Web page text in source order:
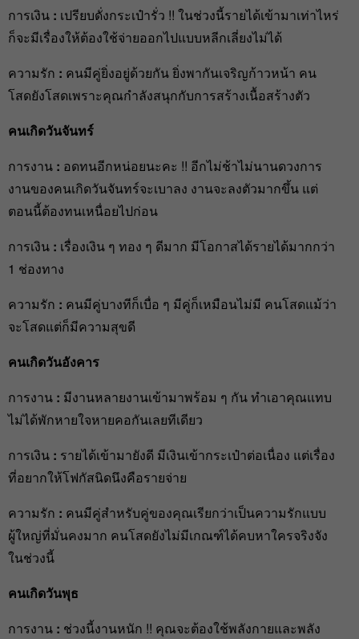
การเงิน : เปรียบดั่งกระเป๋ารั่ว !! ในช่วงนี้รายได้เข้ามาเท่าไหร่
ก็จะมีเรื่องให้ต้องใช้จ่ายออกไปแบบหลีกเลี่ยงไม่ได้
ความรัก : คนมีคู่ยิ่งอยู่ด้วยกัน ยิ่งพากันเจริญก้าวหน้า คน
โสดยังโสดเพราะคุณกำลังสนุกกับการสร้างเนื้อสร้างตัว
คนเกิดวันจันทร์
การงาน : อดทนอีกหน่อยนะคะ !! อีกไม่ช้าไม่นานดวงการ
งานของคนเกิดวันจันทร์จะเบาลง งานจะลงตัวมากขึ้น แต่
ตอนนี้ต้องทนเหนื่อยไปก่อน
การเงิน : เรื่องเงิน ๆ ทอง ๆ ดีมาก มีโอกาสได้รายได้มากกว่า
1 ช่องทาง
ความรัก : คนมีคู่บางทีก็เบื่อ ๆ มีคู่ก็เหมือนไม่มี คนโสดแม้ว่า
จะโสดแต่ก็มีความสุขดี
คนเกิดวันอังคาร
การงาน : มีงานหลายงานเข้ามาพร้อม ๆ กัน ทำเอาคุณแทบ
ไม่ได้พักหายใจหายคอกันเลยทีเดียว
การเงิน : รายได้เข้ามายังดี มีเงินเข้ากระเป๋าต่อเนื่อง แต่เรื่อง
ที่อยากให้โฟกัสนิดนึงคือรายจ่าย
ความรัก : คนมีคู่สำหรับคู่ของคุณเรียกว่าเป็นความรักแบบ
ผู้ใหญ่ที่มั่นคงมาก คนโสดยังไม่มีเกณฑ์ได้คบหาใครจริงจัง
ในช่วงนี้
คนเกิดวันพุธ
การงาน : ช่วงนี้งานหนัก !! คุณจะต้องใช้พลังกายและพลัง